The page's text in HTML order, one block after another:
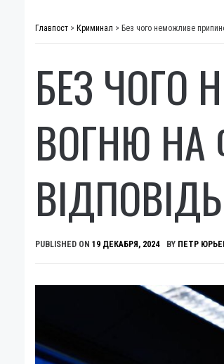
Главпост > Криминал > Без чого неможливе
БЕЗ ЧОГО
ВОГНЮ НА
ВІДПОВІДЬ
PUBLISHED ON 19 ДЕКАБРЯ, 2024 BY ПЕТР